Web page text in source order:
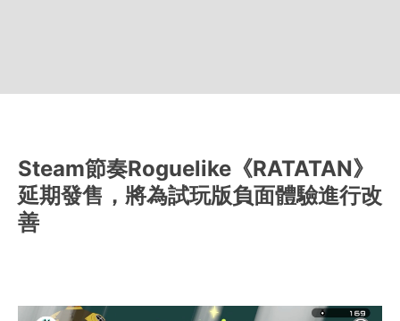
Steam節奏Roguelike《RATATAN》
延期發售，將為試玩版負面體驗進行改
善